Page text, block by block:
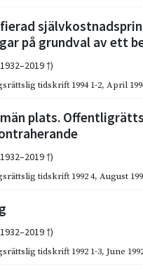
på grundval av ett
†)
tidskrift 1994 1-2, April
plats.
†)
tidskrift 1992 4, August
†)
tidskrift 1992 1-3, June